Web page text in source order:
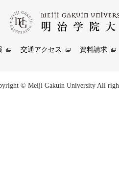
交通アクセス 資料請求
© Meiji Gakuin University All